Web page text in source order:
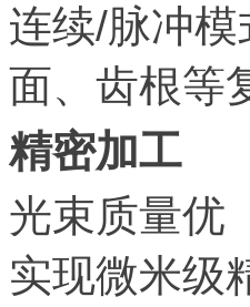
连续/脉冲
面、齿根等
精密加工
光束质量优
实现微米级